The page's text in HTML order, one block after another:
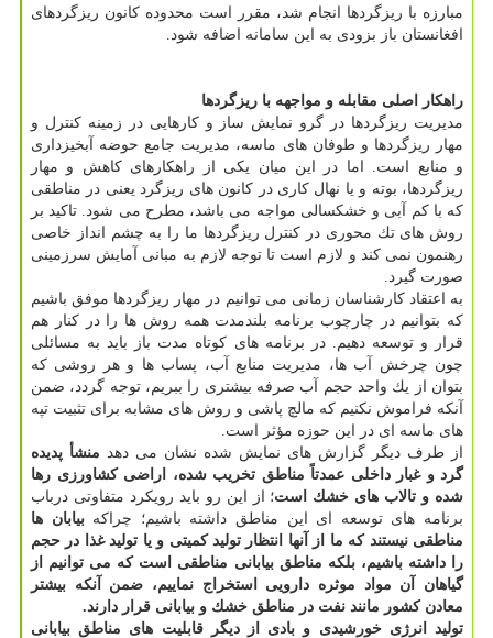
مبارزه با ریزگردها انجام شد، مقرر است محدوده كانون ریزگردهای
افغانستان باز بزودی به این سامانه اضافه شود.
راهكار اصلی مقابله و مواجهه با ریزگردها
مدیریت ریزگردها در گرو نمایش ساز و كارهایی در زمینه كنترل و
مهار ریزگردها و طوفان های ماسه، مدیریت جامع حوضه آبخیزداری
و منابع است. اما در این میان یكی از راهكارهای كاهش و مهار
ریزگردها، بوته و یا نهال كاری در كانون های ریزگرد یعنی در مناطقی
كه با كم آبی و خشكسالی مواجه می باشد، مطرح می شود. تاكید بر
روش های تك محوری در كنترل ریزگردها ما را به چشم انداز خاصی
رهنمون نمی كند و لازم است تا توجه لازم به مبانی آمایش سرزمینی
صورت گیرد.
به اعتقاد كارشناسان زمانی می توانیم در مهار ریزگردها موفق باشیم
كه بتوانیم در چارچوب برنامه بلندمدت همه روش ها را در كنار هم
قرار و توسعه دهیم. در برنامه های كوتاه مدت باز باید به مسائلی
چون چرخش آب ها، مدیریت منابع آب، پساب ها و هر روشی كه
بتوان از یك واحد حجم آب صرفه بیشتری را ببریم، توجه گردد، ضمن
آنكه فراموش نكنیم كه مالچ پاشی و روش های مشابه برای تثبیت تپه
های ماسه ای در این حوزه مؤثر است.
از طرف دیگر گزارش های نمایش شده نشان می دهد منشأ پدیده
گرد و غبار داخلی عمدتاً مناطق تخریب شده، اراضی كشاورزی رها
شده و تالاب های خشك است؛ از این رو باید رویكرد متفاوتی درباب
برنامه های توسعه ای این مناطق داشته باشیم؛ چراكه بیابان ها
مناطقی نیستند كه ما از آنها انتظار تولید كمیتی و یا تولید غذا در حجم
را داشته باشیم، بلكه مناطق بیابانی مناطقی است كه می توانیم از
گیاهان آن مواد موثره دارویی استخراج نماییم، ضمن آنكه بیشتر
معادن كشور مانند نفت در مناطق خشك و بیابانی قرار دارند.
تولید انرژی خورشیدی و بادی از دیگر قابلیت های مناطق بیابانی